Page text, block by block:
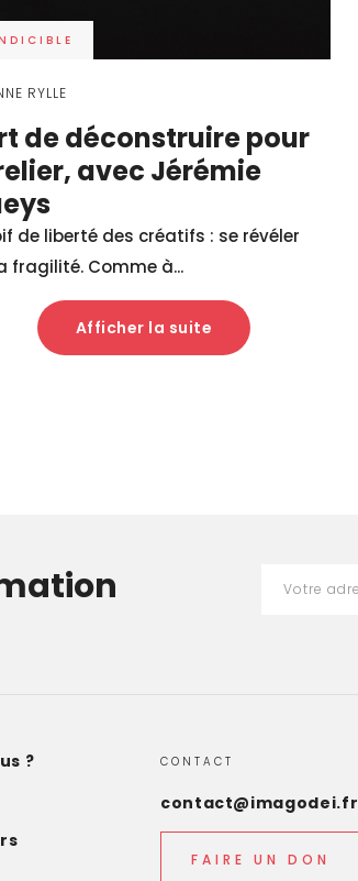
RYLLE
de déconstruire pour
avec Jérémie
de liberté des créatifs : se révéler
fragilité. Comme à...
Afficher la suite
?
CONTACT
contact@imagodei.fr
FAIRE UN DON